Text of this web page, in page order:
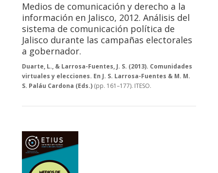
Medios de comunicación y derecho a la
información en Jalisco, 2012. Análisis del
sistema de comunicación política de
Jalisco durante las campañas electorales
a gobernador.
Duarte, L., & Larrosa-Fuentes, J. S. (2013). Comunidades
virtuales y elecciones. En J. S. Larrosa-Fuentes & M. M.
S. Paláu Cardona (Eds.)(pp. 161–177). ITESO.